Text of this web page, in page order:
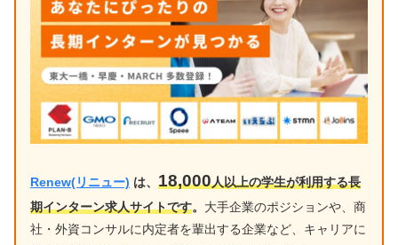
Renew(リニュー) は、 18,000人以上の学生が利用する長
期インターン求人サイトです。 大手企業のポジションや、商
社・外資コンサルに内定者を輩出する企業など、キャリアに